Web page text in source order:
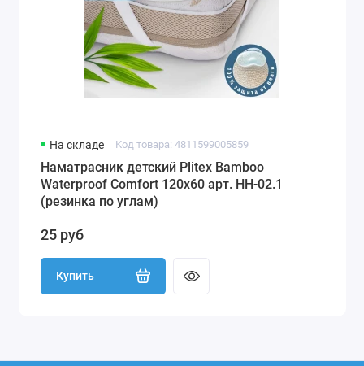
На складе Код товара: 4811599005859
Наматрасник детский Plitex Bamboo
Waterproof Comfort 120х60 арт. НН-02.1
(резинка по углам)
25 руб
Купить